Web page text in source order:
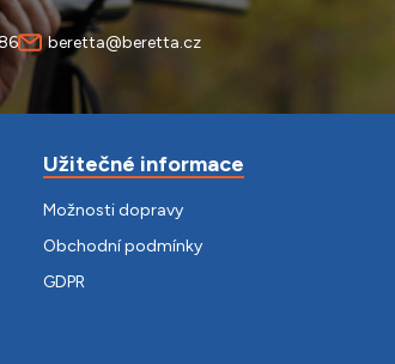
beretta@beretta.cz
Užitečné informace
Možnosti dopravy
Obchodní podmínky
GDPR